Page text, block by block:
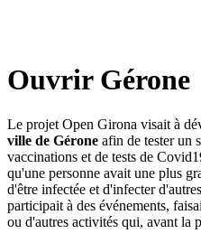
Ouvrir Gérone
Le projet Open Girona visait à
ville de Gérone afin de tester un
vaccinations et de tests de
qu'une personne avait une plus
d'être infectée et d'infecter
participait à des événements,
ou d'autres activités qui, avant la